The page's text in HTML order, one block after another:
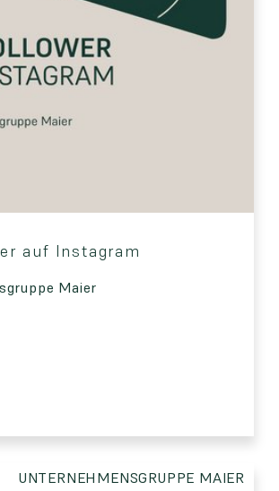
auf Instagram
Maier
UNTERNEHMENSGRUPPE MAIER